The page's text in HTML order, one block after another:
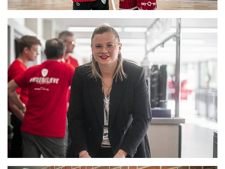
PARTNER
WÜRZBURG-BASKETS-DYN
AKADEMIE